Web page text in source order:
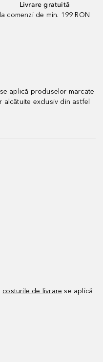
Livrare gratuită
la comenzi de min. 199 RON
aplică produselor marcate
alcătuite exclusiv din astfel
costurile de livrare se aplică